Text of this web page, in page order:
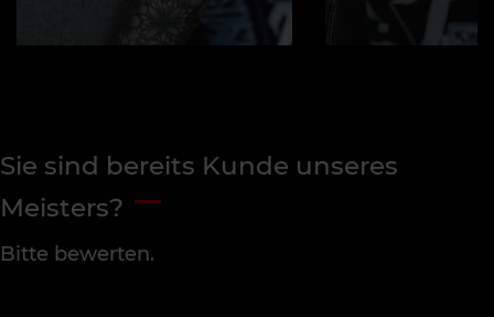
Sie sind bereits Kunde unseres
Meisters?
Bitte bewerten.